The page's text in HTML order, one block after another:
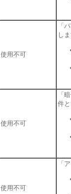
使用不可
「
し
使用不可
「
件
使用不可
「